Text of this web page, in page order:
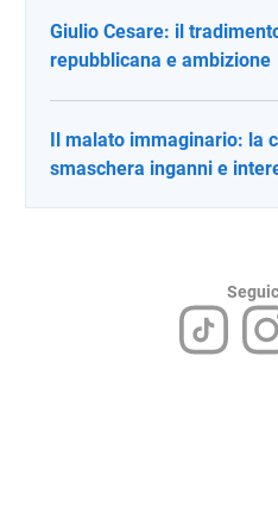
Giulio Cesare: il
repubblicana e ambizione
Il malato immaginario: la
smaschera inganni e